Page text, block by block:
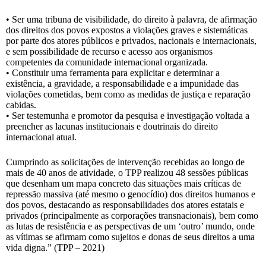
• Ser uma tribuna de visibilidade, do direito à palavra, de afirmação
dos direitos dos povos expostos a violações graves e sistemáticas
por parte dos atores públicos e privados, nacionais e internacionais,
e sem possibilidade de recurso e acesso aos organismos
competentes da comunidade internacional organizada.
• Constituir uma ferramenta para explicitar e determinar a
existência, a gravidade, a responsabilidade e a impunidade das
violações cometidas, bem como as medidas de justiça e reparação
cabidas.
• Ser testemunha e promotor da pesquisa e investigação voltada a
preencher as lacunas institucionais e doutrinais do direito
internacional atual.
Cumprindo as solicitações de intervenção recebidas ao longo de
mais de 40 anos de atividade, o TPP realizou 48 sessões públicas
que desenham um mapa concreto das situações mais críticas de
repressão massiva (até mesmo o genocídio) dos direitos humanos e
dos povos, destacando as responsabilidades dos atores estatais e
privados (principalmente as corporações transnacionais), bem como
as lutas de resistência e as perspectivas de um ‘outro’ mundo, onde
as vítimas se afirmam como sujeitos e donas de seus direitos a uma
vida digna.” (TPP – 2021)